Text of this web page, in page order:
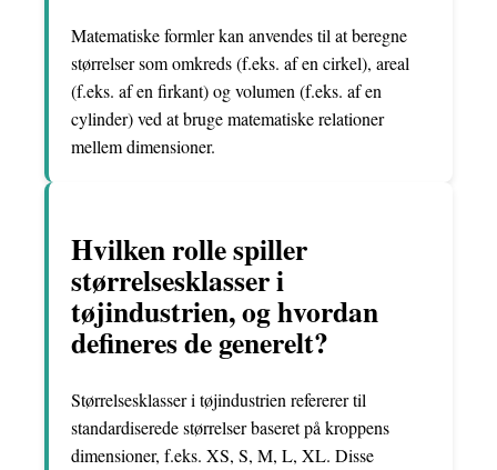
Matematiske formler kan anvendes til at beregne
størrelser som omkreds (f.eks. af en cirkel), areal
(f.eks. af en firkant) og volumen (f.eks. af en
cylinder) ved at bruge matematiske relationer
mellem dimensioner.
Hvilken rolle spiller
størrelsesklasser i
tøjindustrien, og hvordan
defineres de generelt?
Størrelsesklasser i tøjindustrien refererer til
standardiserede størrelser baseret på kroppens
dimensioner, f.eks. XS, S, M, L, XL. Disse